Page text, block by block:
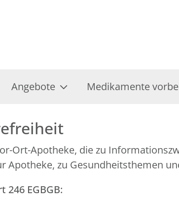
Angebote Medikamente
Ort-Apotheke, die zu
zu Gesundheitsthemen
EGBGB: